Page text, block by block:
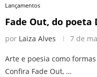
Lançamentos
Fade Out, do poeta
por Laiza Alves 7 de
Arte e poesia como
Confira Fade Out, …